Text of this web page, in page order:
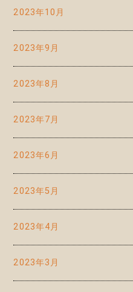
2023年10月
2023年9月
2023年8月
2023年7月
2023年6月
2023年5月
2023年4月
2023年3月